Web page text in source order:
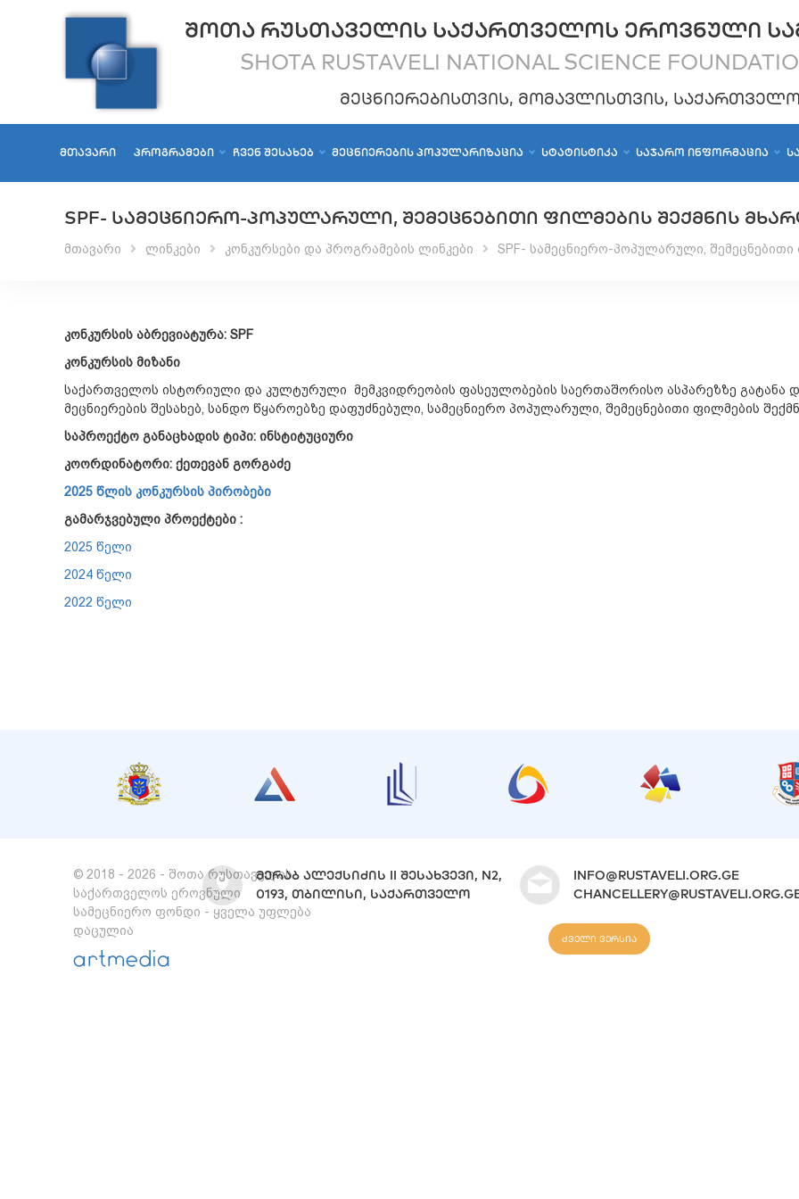
ᲨᲝᲗᲐ ᲠᲣᲡᲗᲐᲕᲔᲚᲘᲡ ᲡᲐᲥᲐᲠᲗᲕᲔᲚᲝᲡ ᲔᲠᲝᲕᲜᲣᲚᲘ
SHOTA RUSTAVELI NATIONAL SCIENCE
ᲛᲔᲪᲜᲘᲔᲠᲔᲑᲘᲡᲗᲕᲘᲡ, ᲛᲝᲛᲐᲕᲚᲘᲡᲗᲕᲘᲡ,
ᲛᲗᲐᲕᲐᲠᲘ ᲞᲠᲝᲒᲠᲐᲛᲔᲑᲘ ᲩᲕᲔᲜ ᲨᲔᲡᲐᲮᲔᲑ ᲛᲔᲪᲜᲘᲔᲠᲔᲑᲘᲡ ᲞᲝᲞᲣᲚᲐᲠᲘᲖᲐᲪᲘᲐ ᲡᲢᲐᲢᲘᲡᲢᲘᲙᲐ ᲡᲐᲯᲐᲠᲝ ᲘᲜᲤᲝᲠᲛᲐᲪᲘᲐ
SPF- ᲡᲐᲛᲔᲪᲜᲘᲔᲠᲝ-ᲞᲝᲞᲣᲚᲐᲠᲣᲚᲘ, ᲨᲔᲛᲔᲪᲜᲔᲑᲘᲗᲘ ᲤᲘᲚᲛᲔᲑᲘᲡ ᲨᲔᲥᲛᲜᲘᲡ
მთავარი ლინკები კონკურსები და პროგრამების ლინკები SPF- სამეცნიერო-პოპულარული,
კონკურსის აბრევიატურა: SPF
კონკურსის მიზანი
საქართველოს ისტორიული და კულტურული მემკვიდრეობის ფასეულობების საერთაშორისო ასპარეზზე გატანა
მეცნიერების შესახებ, სანდო წყაროებზე დაფუძნებული, სამეცნიერო პოპულარული, შემეცნებითი ფილმების
საპროექტო განაცხადის ტიპი: ინსტიტუციური
კოორდინატორი: ქეთევან გორგაძე
2025 წლის კონკურსის პირობები
გამარჯვებული პროექტები :
2025 წელი
2024 წელი
2022 წელი
© 2018 - 2026 - შოთა რუსთაველის
საქართველოს ეროვნული
სამეცნიერო ფონდი - ყველა უფლება
დაცულია
ᲛᲔᲠᲐᲑ ᲐᲚᲔᲥᲡᲘᲫᲘᲡ II ᲨᲔᲡᲐᲮᲕᲔᲕᲘ, N2,
0193, ᲗᲑᲘᲚᲘᲡᲘ, ᲡᲐᲥᲐᲠᲗᲕᲔᲚᲝ
INFO@RUSTAVELI.ORG.GE
ძველი ვერსია